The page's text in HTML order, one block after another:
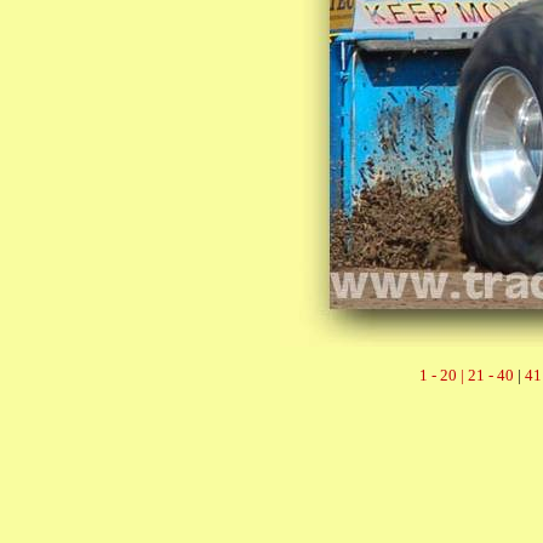
1 - 20 | 21 - 40 |